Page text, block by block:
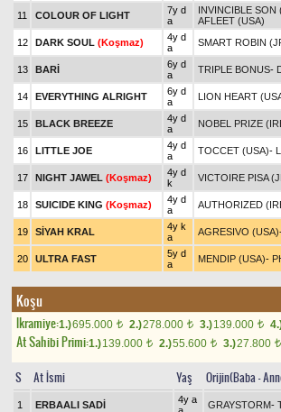
11 COLOUR OF LIGHT
7y d
a
INVINCIBLE SON
AFLEET (USA)
12
DARK SOUL (Koşmaz)
4y d
a
SMART ROBIN
13 BARİ
6y d
a
TRIPLE BONUS-
14 EVERYTHING ALRIGHT
6y d
a
LION HEART
15 BLACK BREEZE
4y d
a
NOBEL PRIZE
16 LITTLE JOE
4y d
a
TOCCET (USA)-
17 NIGHT JAWEL (Koşmaz)
4y d
k
VICTOIRE PISA
18 SUICIDE KING (Koşmaz)
4y d
a
AUTHORIZED
19 SİYAH KRAL
4y k
a
AGRESIVO (USA)
20 ULTRA FAST
5y d
a
MENDIP (USA)-
Koşu
Ikramiye:1.)695.000 t 2.)278.000 t 3.)139.000 t
At Sahibi Primi:1.)139.000 t 2.)55.600 t 3.)27.800 t
S At İsmi Yaş Orijin(Baba -
1 ERBAALI SADİ
4y a
GRAYSTORM-